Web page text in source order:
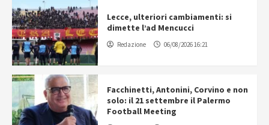
Lecce, ulteriori cambiamenti: si
dimette l’ad Mencucci
Redazione 06/08/2026 16:21
Facchinetti, Antonini, Corvino e non
solo: il 21 settembre il Palermo
Football Meeting